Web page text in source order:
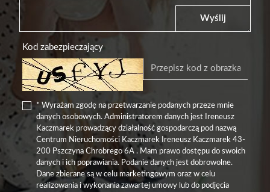
Wyślij
Kod zabezpieczający
* Wyrażam zgodę na przetwarzanie podanych przeze mnie
danych osobowych. Administratorem danych jest Ireneusz
Kaczmarek prowadzący działalność gospodarczą pod nazwą
Centrum Nieruchomości Kaczmarek Ireneusz Kaczmarek 43-
200 Pszczyna Chrobrego 6A . Mam prawo dostępu do swoich
danych i ich poprawiania. Podanie danych jest dobrowolne.
Dane zbierane są w celu marketingowym oraz w celu
realizowania i wykonania zawartej umowy lub do podjęcia